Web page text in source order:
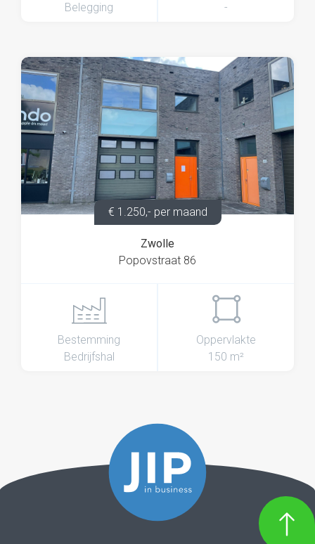
Belegging
-
€ 1.250,- per maand
Zwolle
Popovstraat 86
Bestemming
Bedrijfshal
Oppervlakte
150 m²